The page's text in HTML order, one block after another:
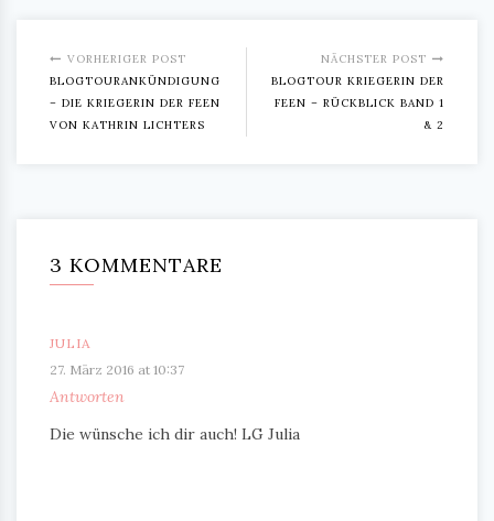
VORHERIGER POST
BLOGTOURANKÜNDIGUNG
– DIE KRIEGERIN DER FEEN
VON KATHRIN LICHTERS
NÄCHSTER POST
BLOGTOUR KRIEGERIN DER
FEEN – RÜCKBLICK BAND 1
& 2
3 KOMMENTARE
JULIA
27. März 2016 at 10:37
Antworten
Die wünsche ich dir auch! LG Julia